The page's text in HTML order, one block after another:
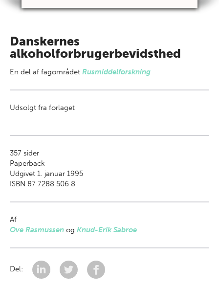
Danskernes
alkoholforbrugerbevidsthed
En del af fagområdet Rusmiddelforskning
Udsolgt fra forlaget
357 sider
Paperback
Udgivet 1. januar 1995
ISBN 87 7288 506 8
Af
Ove Rasmussen og Knud-Erik Sabroe
Del: